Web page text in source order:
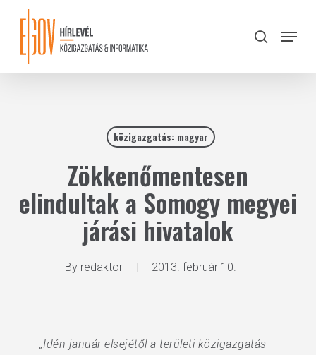
content
search
Menu
közigazgatás: magyar
Zökkenőmentesen
elindultak a Somogy megyei
járási hivatalok
By redaktor 2013. február 10.
„Idén január elsejétől a területi közigazgatás
Close